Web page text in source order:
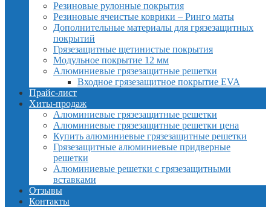
Резиновые рулонные покрытия
Резиновые ячеистые коврики – Ринго маты
Дополнительные материалы для грязезащитных
покрытий
Грязезащитные щетинистые покрытия
Модульное покрытие 12 мм
Алюминиевые грязезащитные решетки
Входное грязезащитное покрытие EVA
Прайс-лист
Хиты-продаж
Алюминиевые грязезащитные решетки
Алюминиевые грязезащитные решетки цена
Купить алюминиевые грязезащитные решетки
Грязезащитные алюминиевые придверные
решетки
Алюминиевые решетки с грязезащитными
вставками
Отзывы
Контакты